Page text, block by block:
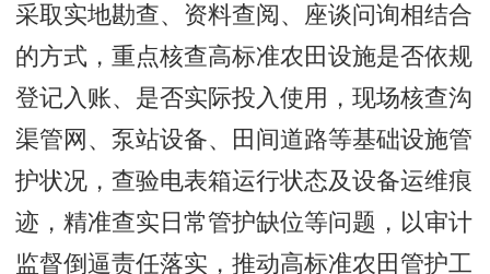
采取实地勘查、资料查阅、座谈问询相结合
的方式，重点核查高标准农田设施是否依规
登记入账、是否实际投入使用，现场核查沟
渠管网、泵站设备、田间道路等基础设施管
护状况，查验电表箱运行状态及设备运维痕
迹，精准查实日常管护缺位等问题，以审计
监督倒逼责任落实，推动高标准农田管护工